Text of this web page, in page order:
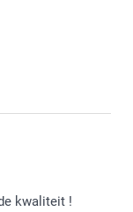
plezier dat je
We
afwerken.
kwaliteit !